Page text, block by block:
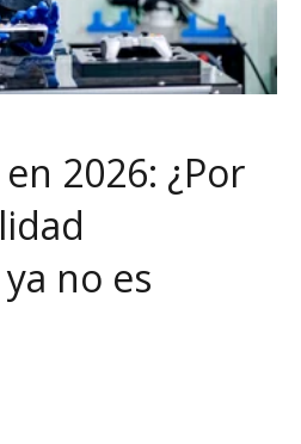
2026: ¿Por
no es